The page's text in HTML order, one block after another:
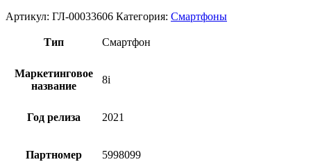
Артикул: ГЛ-00033606 Категория: Смартфоны
Тип Смартфон
Маркетинговое
название
8i
Год релиза 2021
Партномер 5998099